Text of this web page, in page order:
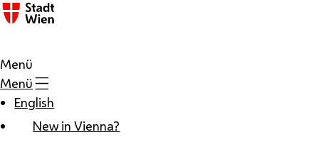
Zum Inhalt
Menü
Menü
English
New in Vienna?